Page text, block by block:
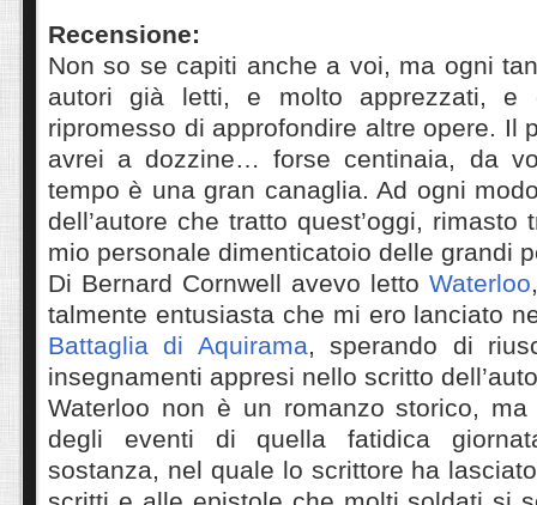
Recensione:
Non so se capiti anche a voi, ma ogni
autori già letti, e molto apprezzati,
ripromesso di approfondire altre opere. Il
avrei a dozzine… forse centinaia, da
tempo è una gran canaglia. Ad ogni
dell’autore che tratto quest’oggi, rimasto
mio personale dimenticatoio delle grandi
Di Bernard Cornwell avevo letto Waterloo
talmente entusiasta che mi ero lanciato
Battaglia di Aquirama, sperando di
insegnamenti appresi nello scritto
Waterloo non è un romanzo storico, ma
degli eventi di quella fatidica
sostanza, nel quale lo scrittore ha